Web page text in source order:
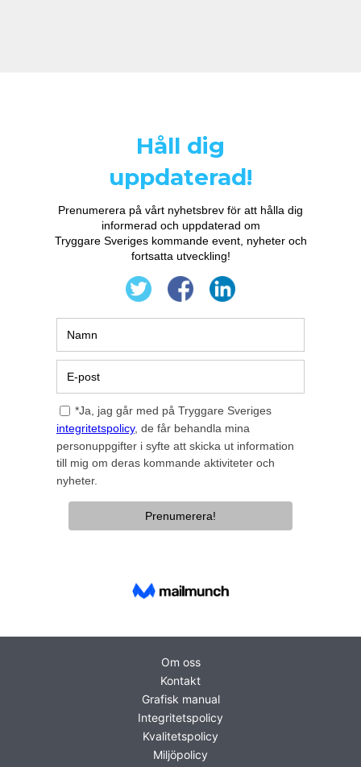
Om oss
Kontakt
Grafisk manual
Integritetspolicy
Kvalitetspolicy
Miljöpolicy